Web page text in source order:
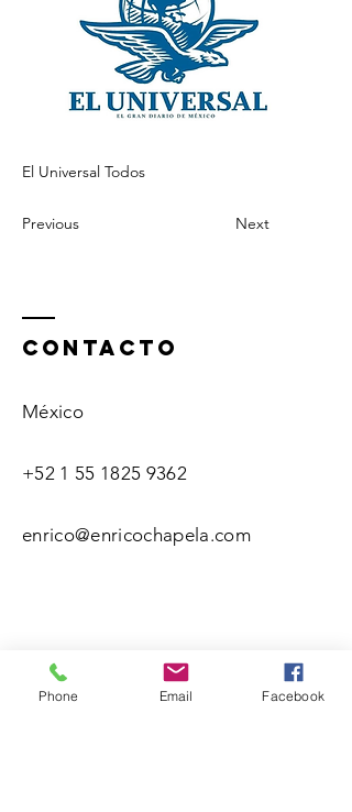
El Universal Todos
Previous Next
ContactO
México
+52 1 55 1825 9362
enrico@enricochapela.com
Phone Email Facebook